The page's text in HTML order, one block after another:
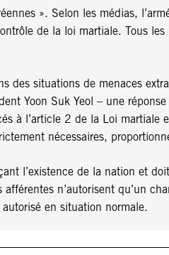
». Selon les médias,
de la loi martiale. Tous
situations de menaces
Yoon Suk Yeol – une
à l’article 2 de la Loi
nécessaires,
l’existence de la nation et
n’autorisent qu’un
en situation normale.